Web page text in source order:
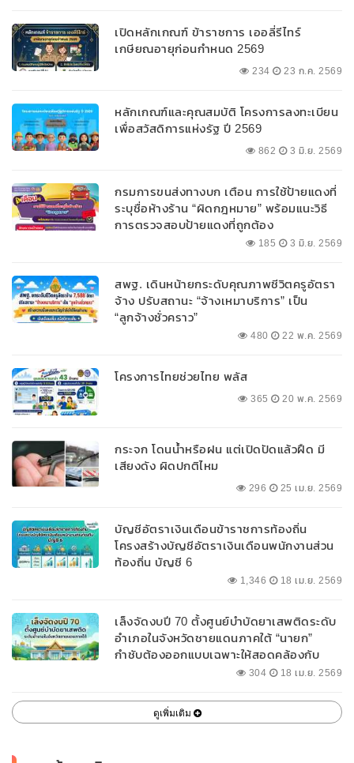
เปิดหลักเกณฑ์ ข้าราชการ เออลี่รีไทร์
เกษียณอายุก่อนกำหนด 2569
234 23 ก.ค. 2569
หลักเกณฑ์และคุณสมบัติ โครงการลงทะเบียน
เพื่อสวัสดิการแห่งรัฐ ปี 2569
862 3 มิ.ย. 2569
กรมการขนส่งทางบก เตือน การใช้ป้ายแดงที่
ระบุชื่อห้างร้าน “ผิดกฎหมาย” พร้อมแนะวิธี
การตรวจสอบป้ายแดงที่ถูกต้อง
185 3 มิ.ย. 2569
สพฐ. เดินหน้ายกระดับคุณภาพชีวิตครูอัตรา
จ้าง ปรับสถานะ “จ้างเหมาบริการ” เป็น
“ลูกจ้างชั่วคราว”
480 22 พ.ค. 2569
โครงการไทยช่วยไทย พลัส
365 20 พ.ค. 2569
กระจก โดนน้ำหรือฝน แต่เปิดปัดแล้วฝืด มี
เสียงดัง ผิดปกติไหม
296 25 เม.ย. 2569
บัญชีอัตราเงินเดือนข้าราชการท้องถิ่น
โครงสร้างบัญชีอัตราเงินเดือนพนักงานส่วน
ท้องถิ่น บัญชี 6
1,346 18 เม.ย. 2569
เล็งจัดงบปี 70 ตั้งศูนย์บำบัดยาเสพติดระดับ
อำเภอในจังหวัดชายแดนภาคใต้ “นายก”
กำชับต้องออกแบบเฉพาะให้สอดคล้องกับ
304 18 เม.ย. 2569
ดูเพิ่มเติม